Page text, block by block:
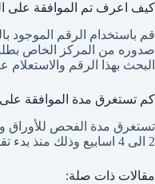
كيف اعرف تم الموافقة على
قم باستخدام الرقم الموجود
صدوره من المركز الخاص
البحث بهذا الرقم
كم تستغرق مدة الموافقة على
تستغرق مدة الفحص للأوراق
2 الى 4 اسابيع وذلك منذ بدء تقديم الطلب.
مقالات ذات صلة: